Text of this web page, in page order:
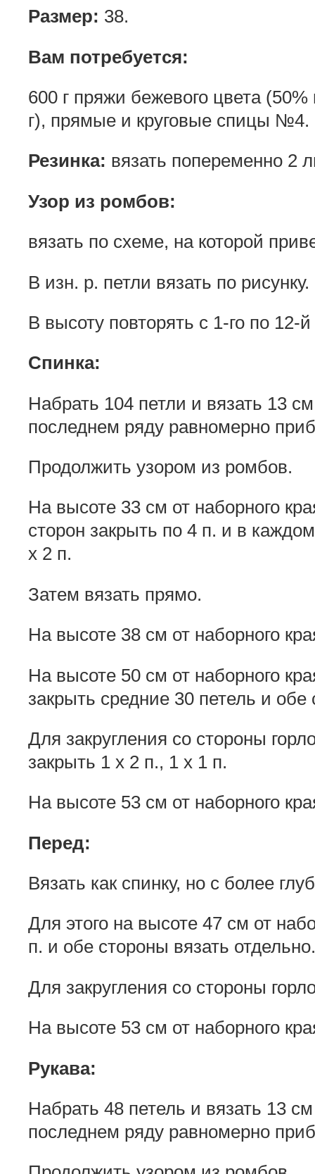
Размер: 38.
Вам потребуется:
600 г пряжи бежевого цвета
г), прямые и круговые спицы №4.
Резинка: вязать попеременно 2
Узор из ромбов:
вязать по схеме, на которой
В изн. р. петли вязать по рисунку.
В высоту повторять с 1-го по 12-
Спинка:
Набрать 104 петли и вязать 13
последнем ряду равномерно
Продолжить узором из ромбов.
На высоте 33 см от наборного
сторон закрыть по 4 п. и в
х 2 п.
Затем вязать прямо.
На высоте 38 см от наборного
На высоте 50 см от наборного
закрыть средние 30 петель и обе
Для закругления со стороны
закрыть 1 х 2 п., 1 х 1 п.
На высоте 53 см от наборного
Перед:
Вязать как спинку, но с более
Для этого на высоте 47 см от
п. и обе стороны вязать отдельно.
Для закругления со стороны
На высоте 53 см от наборного
Рукава:
Набрать 48 петель и вязать 13
последнем ряду равномерно